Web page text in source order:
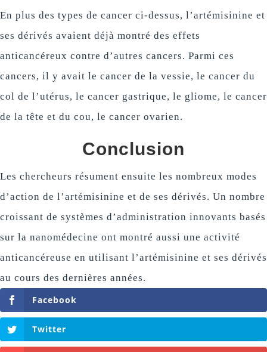
En plus des types de cancer ci-dessus, l’artémisinine et
ses dérivés avaient déjà montré des effets
anticancéreux contre d’autres cancers. Parmi ces
cancers, il y avait le cancer de la vessie, le cancer du
col de l’utérus, le cancer gastrique, le gliome, le cancer
de la tête et du cou, le cancer ovarien.
Conclusion
Les chercheurs résument ensuite les nombreux modes
d’action de l’artémisinine et de ses dérivés. Un nombre
croissant de systèmes d’administration innovants basés
sur la nanomédecine ont montré aussi une activité
anticancéreuse en utilisant l’artémisinine et ses dérivés
au cours des dernières années.
Facebook
Twitter